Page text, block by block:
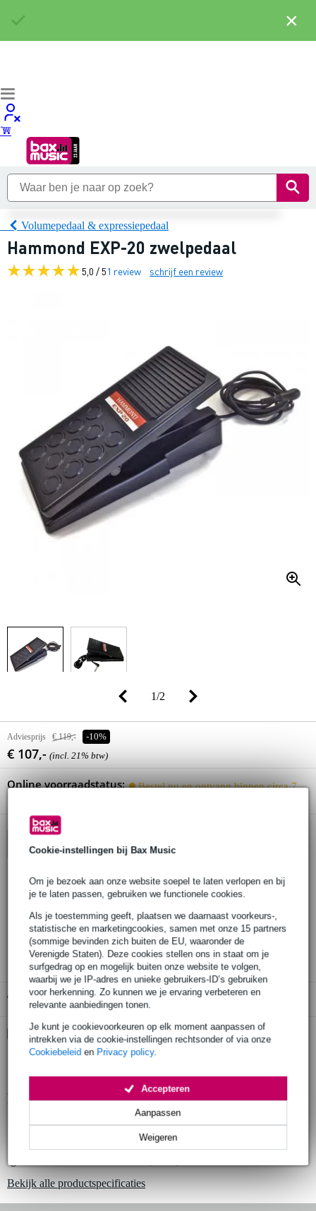
Cookie-instellingen bij Bax Music
Om je bezoek aan onze website soepel te laten verlopen en bij
je te laten passen, gebruiken we functionele cookies.
Als je toestemming geeft, plaatsen we daarnaast voorkeurs-,
statistische en marketingcookies, samen met onze 15 partners
(sommige bevinden zich buiten de EU, waaronder de
Verenigde Staten). Deze cookies stellen ons in staat om je
surfgedrag op en mogelijk buiten onze website te volgen,
waarbij we je IP-adres en unieke gebruikers-ID’s gebruiken
voor herkenning. Zo kunnen we je ervaring verbeteren en
relevante aanbiedingen tonen.
Je kunt je cookievoorkeuren op elk moment aanpassen of
intrekken via de cookie-instellingen rechtsonder of via onze
Cookiebeleid en Privacy policy.
Weigeren
Aanpassen
Accepteren
Volumepedaal & expressiepedaal
Hammond EXP-20 zwelpedaal
5,0 / 51 review schrijf een review
1/2
Adviesprijs € 119,- -10%
€ 107,- (incl. 21% btw)
Online voorraadstatus:
Bestel nu en ontvang binnen circa 7
werkdagen
In winkelwagen
Gratis verzending
30 dagen 'niet goed geld terug' garantie
3 jaar Bax Music garantie
Gratis ophalen in de winkel
Kies nu voor 2 jaar extra Bax Music garantie en meer
voordelen
Productinformatie
zwelpedaal
voor uitgebreide expressiemogelijkheden
Bekijk alle productspecificaties
×